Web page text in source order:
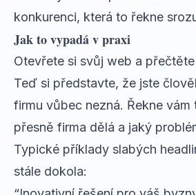
konkurenci, která to řekne
Jak to vypadá v praxi
Otevřete si svůj web a
Teď si představte, že jste
firmu vůbec nezná. Řekne vám
přesně firma dělá a jaký
Typické příklady slabých
stále dokola: